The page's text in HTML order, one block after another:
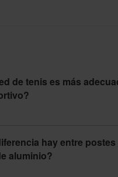
de tenis es más
hay entre
aluminio?